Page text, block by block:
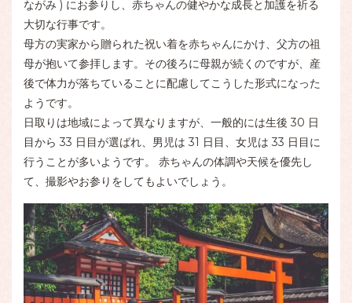
ながみ ) にお参りし、赤ちゃんの健やかな成長と加護を祈る
大切な行事です。
母方の実家から贈られた祝い着を赤ちゃんにかけ、父方の祖
母が抱いて参拝します。その後ろに母親が続くのですが、産
後で体力が落ちていることに配慮してこうした形式になった
ようです。
日取りは地域によって異なりますが、一般的には生後 30 日
目から 33 日目が選ばれ、男児は 31 日目、女児は 33 日目に
行うことが多いようです。 赤ちゃんの体調や天候を優先し
て、撮影やお参りをしてもよいでしょう。